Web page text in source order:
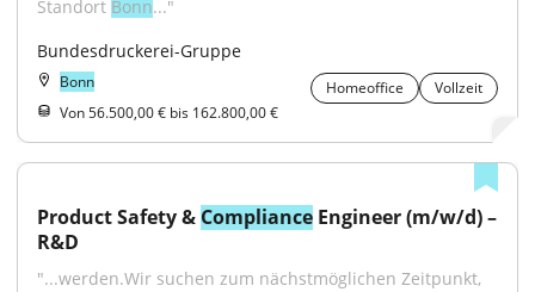
Standort Bonn..."
Bundesdruckerei-Gruppe
Bonn Homeoffice
Vollzeit
Von 56.500,00 € bis 162.800,00 €
Product Safety & Compliance Engineer (m/w/d) –
R&D
"...werden.Wir suchen zum nächstmöglichen Zeitpunkt,